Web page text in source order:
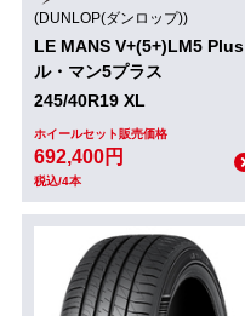
(DUNLOP(ダンロップ))
LE MANS V+(5+)LM5 Plus
ル・マン5プラス
245/40R19 XL
ホイールセット販売価格
692,400円
税込/4本